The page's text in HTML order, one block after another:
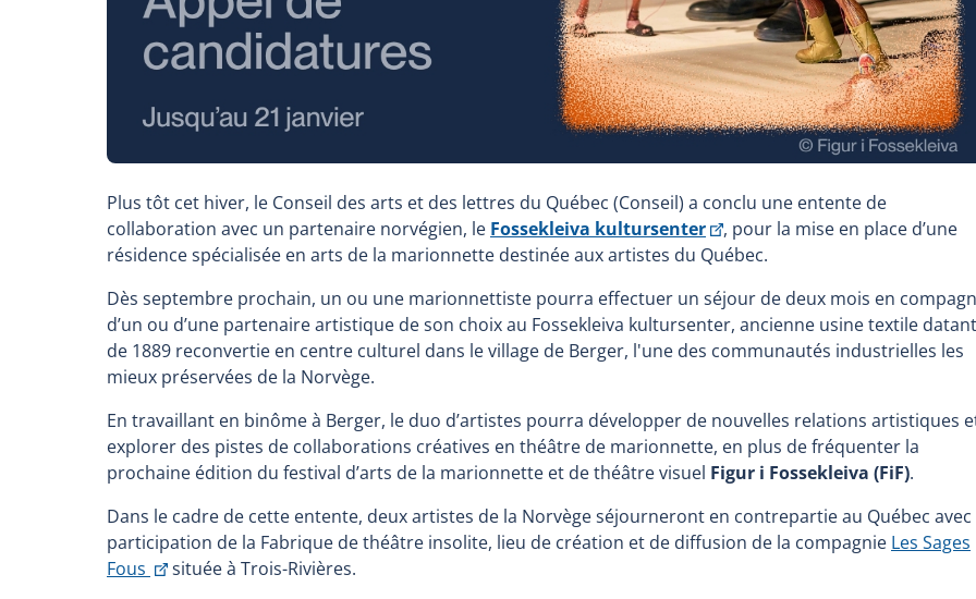
Plus tôt cet hiver, le Conseil des arts et des lettres du Québec (Conseil) a conclu une entente de
collaboration avec un partenaire norvégien, le Fossekleiva kultursenter
Ce
lien
dans
une
nouvelle
, pour la mise en place d’une
résidence spécialisée en arts de la marionnette destinée aux artistes du Québec.
Dès septembre prochain, un ou une marionnettiste pourra effectuer un séjour de deux mois en
d’un ou d’une partenaire artistique de son choix au Fossekleiva kultursenter, ancienne usine textile datant
de 1889 reconvertie en centre culturel dans le village de Berger, l'une des communautés industrielles les
mieux préservées de la Norvège.
En travaillant en binôme à Berger, le duo d’artistes pourra développer de nouvelles relations artistiques
explorer des pistes de collaborations créatives en théâtre de marionnette, en plus de fréquenter la
prochaine édition du festival d’arts de la marionnette et de théâtre visuel Figur i Fossekleiva (FiF).
Dans le cadre de cette entente, deux artistes de la Norvège séjourneront en contrepartie au Québec avec
participation de la Fabrique de théâtre insolite, lieu de création et de diffusion de la compagnie Les Sages
Fous
Ce
située à Trois-Rivières.